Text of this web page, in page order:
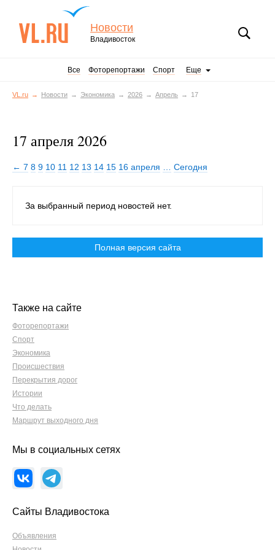
Новости
Владивосток
Все Фоторепортажи Спорт Еще
VL.ru Новости Экономика 2026 Апрель 17
17 апреля 2026
← 7 8 9 10 11 12 13 14 15 16 апреля Сегодня
За выбранный период новостей нет.
Полная версия сайта
Также на сайте
Фоторепортажи
Спорт
Экономика
Происшествия
Перекрытия дорог
Истории
Что делать
Маршрут выходного дня
Мы в социальных сетях
Сайты Владивостока
Объявления